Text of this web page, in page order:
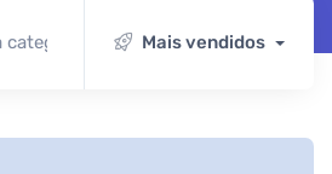
Mais vendidos